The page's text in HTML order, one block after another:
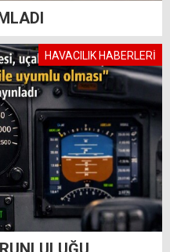
HAVACILIK HABERLERİ